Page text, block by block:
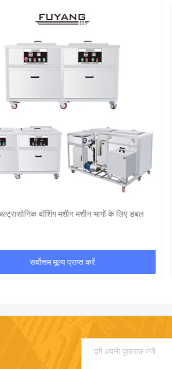
वॉशिंग मशीन मशीन भागों के लिए डबल
सर्वोत्तम मूल्य प्राप्त करें